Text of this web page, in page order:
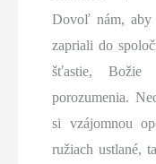
Dovoľ nám, aby
zapriali do
šťastie, Božie
porozumenia.
si vzájomnou
ružiach ustlané,